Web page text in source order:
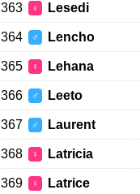
363 ♀ Lesedi
364 ♂ Lencho
365 ♀ Lehana
366 ♂ Leeto
367 ♂ Laurent
368 ♀ Latricia
369 ♀ Latrice